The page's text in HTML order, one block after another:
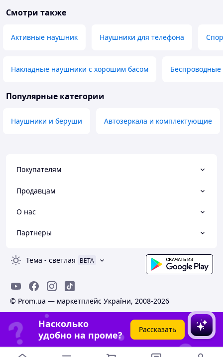
Смотри также
Активные наушник Наушники для телефона
Накладные наушники с хорошим басом
Популярные категории
Наушники и беруши Автозеркала и комплектующие
Покупателям
Продавцам
О нас
Партнеры
Тема - светлая BETA
© Prom.ua — маркетплейс України, 2008-2026
Насколько
удобно на проме?
Рассказать